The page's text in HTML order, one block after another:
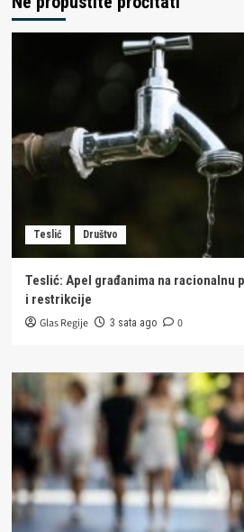
Teslić Društvo
Teslić: Apel građanima na racionalnu
i restrikcije
Glas Regije 3 sata ago 0